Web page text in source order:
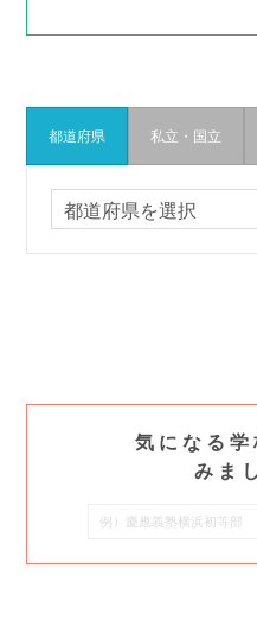
都道府県 私立・国立
都
道
都道府県を選択
気になる学
みま